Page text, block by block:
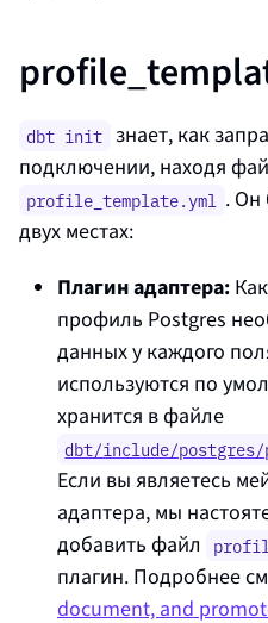
dbt init знает, как
подключении, находя
profile_template.yml . Он
двух местах:
Плагин адаптера:
профиль Postgres
данных у каждого
используются по
хранится в файле
dbt/include/
Если вы являетесь
адаптера, мы
добавить файл
плагин. Подробнее
document, and